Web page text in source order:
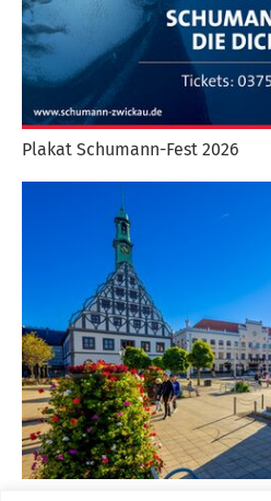
Plakat Schumann-Fest 2026